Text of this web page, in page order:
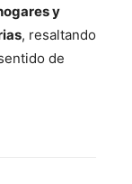
y
, resaltando
de